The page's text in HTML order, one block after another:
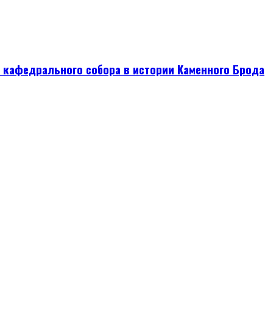
собора в истории Каменного Брода